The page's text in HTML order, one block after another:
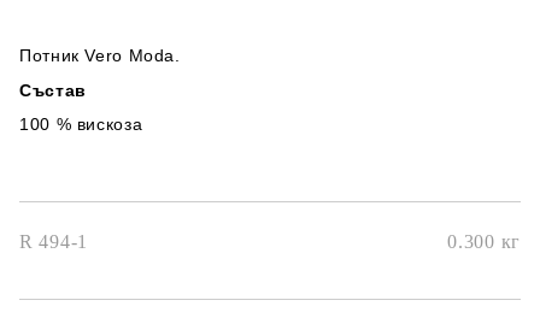
Потник Vero Moda.
Състав
100 % вискоза
R 494-1 0.300 кг